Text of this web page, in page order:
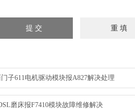
子611电机驱动模块报A827解决处理
磨床报F7410模块故障维修解决